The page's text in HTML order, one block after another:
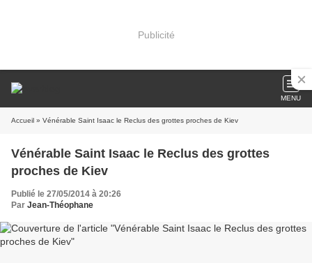
Publicité
MENU
Accueil » Vénérable Saint Isaac le Reclus des grottes proches de Kiev
Vénérable Saint Isaac le Reclus des grottes
proches de Kiev
Publié le 27/05/2014 à 20:26
Par Jean-Théophane